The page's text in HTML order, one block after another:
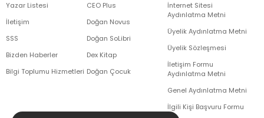
Yazar Listesi
İletişim
SSS
Bizden Haberler
Bilgi Toplumu Hizmetleri
CEO Plus
Doğan Novus
Doğan SoLibri
Dex Kitap
Doğan Çocuk
İnternet Sitesi
Aydınlatma Metni
Üyelik Aydınlatma Metni
Üyelik Sözleşmesi
İletişim Formu
Aydınlatma Metni
Genel Aydınlatma Metni
İlgili Kişi Başvuru Formu